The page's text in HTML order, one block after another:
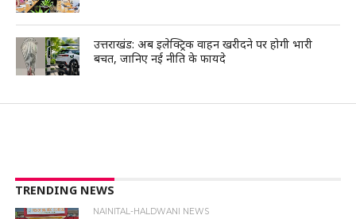
उत्तराखंड: अब इलेक्ट्रिक वाहन खरीदने पर होगी भारी
बचत, जानिए नई नीति के फायदे
TRENDING NEWS
NAINITAL-HALDWANI NEWS